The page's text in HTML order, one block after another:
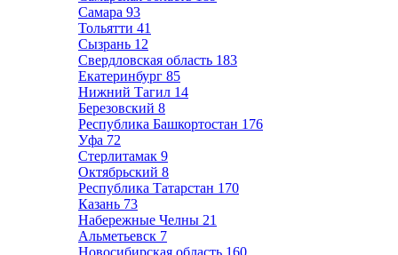
Самара 93
Тольятти 41
Сызрань 12
Свердловская область 183
Екатеринбург 85
Нижний Тагил 14
Березовский 8
Республика Башкортостан 176
Уфа 72
Стерлитамак 9
Октябрьский 8
Республика Татарстан 170
Казань 73
Набережные Челны 21
Альметьевск 7
Новосибирская область 160